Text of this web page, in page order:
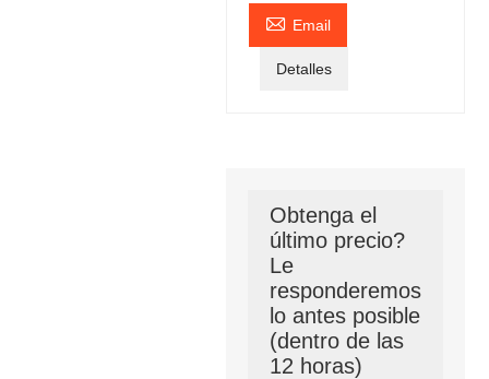
 Email
Detalles
Obtenga el
último precio?
Le
responderemos
lo antes posible
(dentro de las
12 horas)